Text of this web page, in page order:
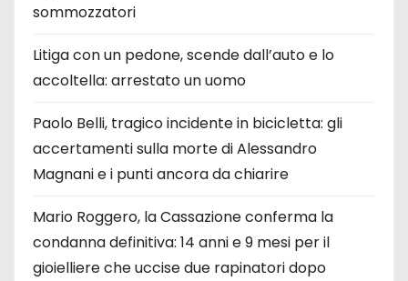
sommozzatori
Litiga con un pedone, scende dall’auto e lo
accoltella: arrestato un uomo
Paolo Belli, tragico incidente in bicicletta: gli
accertamenti sulla morte di Alessandro
Magnani e i punti ancora da chiarire
Mario Roggero, la Cassazione conferma la
condanna definitiva: 14 anni e 9 mesi per il
gioielliere che uccise due rapinatori dopo